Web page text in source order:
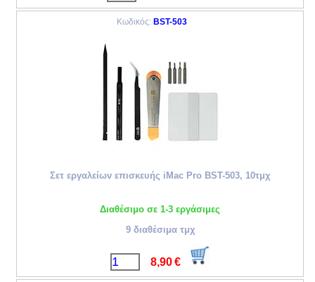
Κωδικός: BST-503
Σετ εργαλείων επισκευής iMac Pro BST-503, 10τμχ
Διαθέσιμο σε 1-3 εργάσιμες
9 διαθέσιμα τμχ
8,90 €